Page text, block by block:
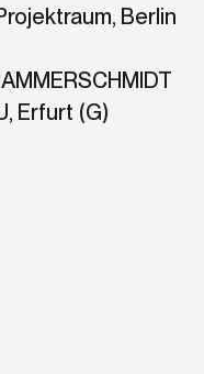
Berlin
Erfurt (G)